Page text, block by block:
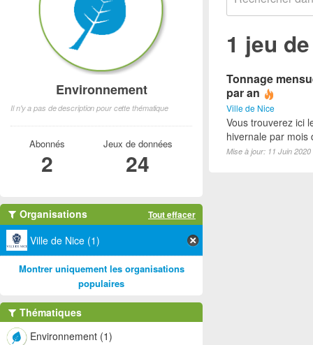
1 jeu
Tonnage
par an
Ville de Nice
Vous trouverez ici
hivernale par
Mise à jour: 11 Juin 2020
Environnement
Il n'y a pas de description pour cette thématique
Abonnés
2
Jeux de données
24
Organisations Tout effacer
Ville de Nice (1)
Montrer uniquement les organisations
populaires
Thématiques
Environnement (1)